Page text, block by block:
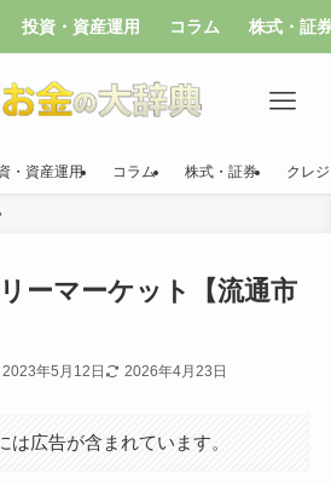
投資・資産運用 コラム 株式・証
・資産運用 コラム 株式・証券 クレ
ーマーケット【流通市
2023年5月12日 2026年4月23日
は広告が含まれています。